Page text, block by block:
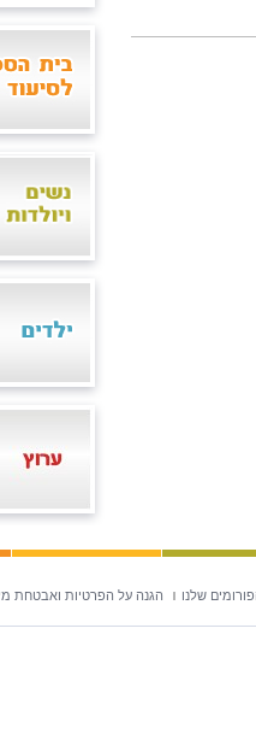
שלנו הגנה על הפרטיות ואבטחת